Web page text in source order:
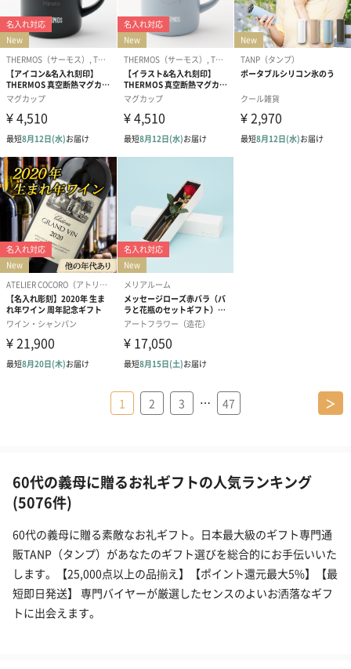
1 2 3 … 47 ＞
60代の義母に贈るお礼ギフトの人気ランキング
(5076件)
60代の義母に贈る素敵なお礼ギフト。日本最大級のギフト専門通
販TANP（タンプ）があなたのギフト選びを総合的にお手伝いいた
します。【25,000点以上の品揃え】【ポイント還元最大5%】【最
短即日発送】 専門バイヤーが厳選したセンスのよいお洒落なギフ
トに出会えます。